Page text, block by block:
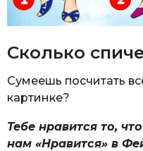
Сколько
Сумеешь посчитать
картинке?
Тебе нравится то,
нам «Нравится» в